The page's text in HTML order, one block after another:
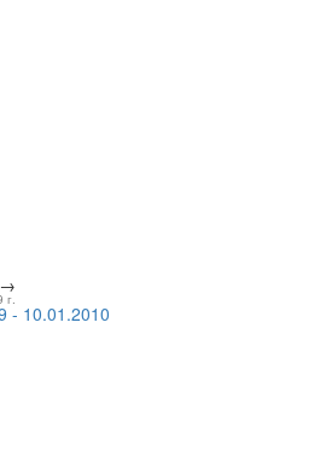
→
г.
- 10.01.2010